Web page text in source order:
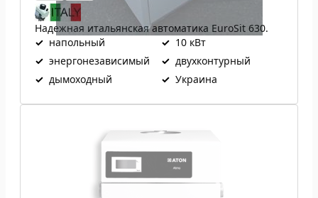
Надежная итальянская автоматика EuroSit 630.
✓ напольный ✓ 10 кВт
✓ энергонезависимый ✓ двухконтурный
✓ дымоходный ✓ Украина